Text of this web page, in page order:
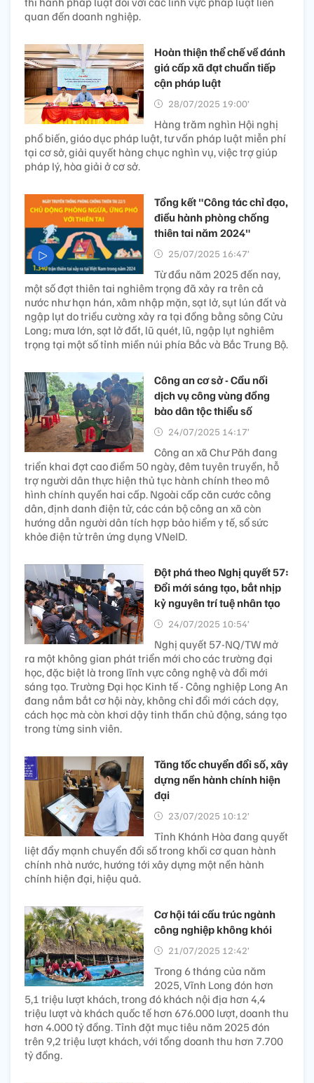
quan đến doanh nghiệp.
Hoàn thiện thể chế về đánh
giá cấp xã đạt chuẩn tiếp
cận pháp luật
28/07/2025 19:00’
Hàng trăm nghìn Hội nghị
phổ biến, giáo dục pháp luật, tư vấn pháp luật miễn phí
tại cơ sở, giải quyết hàng chục nghìn vụ, việc trợ giúp
pháp lý, hòa giải ở cơ sở.
Tổng kết "Công tác chỉ đạo,
điều hành phòng chống
thiên tai năm 2024"
25/07/2025 16:47’
Từ đầu năm 2025 đến nay,
một số đợt thiên tai nghiêm trọng đã xảy ra trên cả
nước như hạn hán, xâm nhập mặn, sạt lở, sụt lún đất và
ngập lụt do triều cường xảy ra tại đồng bằng sông Cửu
Long; mưa lớn, sạt lở đất, lũ quét, lũ, ngập lụt nghiêm
trọng tại một số tỉnh miền núi phía Bắc và Bắc Trung Bộ.
Công an cơ sở - Cầu nối
dịch vụ công vùng đồng
bào dân tộc thiểu số
24/07/2025 14:17’
Công an xã Chư Păh đang
triển khai đợt cao điểm 50 ngày, đêm tuyên truyền, hỗ
trợ người dân thực hiện thủ tục hành chính theo mô
hình chính quyền hai cấp. Ngoài cấp căn cước công
dân, định danh điện tử, các cán bộ công an xã còn
hướng dẫn người dân tích hợp bảo hiểm y tế, sổ sức
khỏe điện tử trên ứng dụng VNeID.
Đột phá theo Nghị quyết 57:
Đổi mới sáng tạo, bắt nhịp
kỷ nguyên trí tuệ nhân tạo
24/07/2025 10:54’
Nghị quyết 57-NQ/TW mở
ra một không gian phát triển mới cho các trường đại
học, đặc biệt là trong lĩnh vực công nghệ và đổi mới
sáng tạo. Trường Đại học Kinh tế - Công nghiệp Long An
đang nắm bắt cơ hội này, không chỉ đổi mới cách dạy,
cách học mà còn khơi dậy tinh thần chủ động, sáng tạo
trong từng sinh viên.
Tăng tốc chuyển đổi số, xây
dựng nền hành chính hiện
đại
23/07/2025 10:12’
Tỉnh Khánh Hòa đang quyết
liệt đẩy mạnh chuyển đổi số trong khối cơ quan hành
chính nhà nước, hướng tới xây dựng một nền hành
chính hiện đại, hiệu quả.
Cơ hội tái cấu trúc ngành
công nghiệp không khói
21/07/2025 12:42’
Trong 6 tháng của năm
2025, Vĩnh Long đón hơn
5,1 triệu lượt khách, trong đó khách nội địa hơn 4,4
triệu lượt và khách quốc tế hơn 676.000 lượt, doanh thu
hơn 4.000 tỷ đồng. Tỉnh đặt mục tiêu năm 2025 đón
trên 9,2 triệu lượt khách, với tổng doanh thu hơn 7.700
tỷ đồng.